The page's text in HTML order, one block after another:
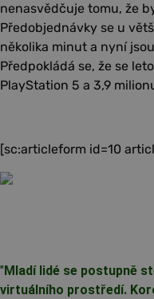
nenasvědčuje tomu, že
Předobjednávky se u
několika minut a nyní
Předpokládá se, že se
PlayStation 5 a 3,9
[sc:articleform id=10
" Mladí lidé se postupně
virtuálního prostředí.